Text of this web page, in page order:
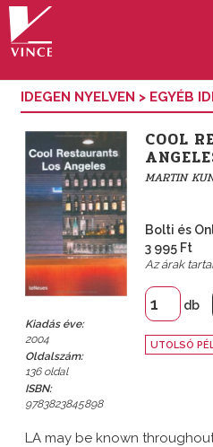
IDEGEN NYELVEN > EGYÉB
Kiadás éve:
2004
Oldalszám:
136 oldal
ISBN:
9783823845898
COOL
MARTIN
Bolti és
3 995 Ft
Az árak
db
UTOLSÓ
LA may be known